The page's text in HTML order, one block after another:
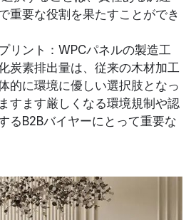
重要な役割を果たすことができ
リント：WPCパネルの製造工
炭素排出量は、従来の木材加工
的に環境に優しい選択肢となっ
すます厳しくなる環境規制や認
るB2Bバイヤーにとって重要な